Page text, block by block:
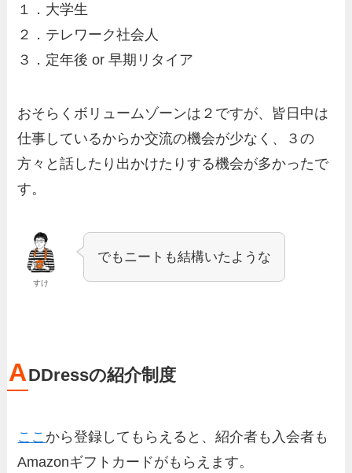
１．大学生
２．テレワーク社会人
３．定年後 or 早期リタイア
おそらくボリュームゾーンは２ですが、皆日中は
仕事しているからか交流の機会が少なく、３の
方々と話したり出かけたりする機会が多かったで
す。
すけ
でもニートも結構いたような
A DDressの紹介制度
ここ から登録してもらえると、紹介者も入会者も
Amazonギフトカードがもらえます。